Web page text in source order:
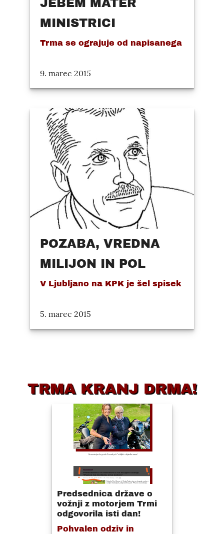
JEBEM MATER
MINISTRICI
Trma se ograjuje od napisanega
9. marec 2015
POZABA, VREDNA
MILIJON IN POL
V Ljubljano na KPK je šel spisek
5. marec 2015
TRMA KRANJ DRMA!
Predsednica države o
vožnji z motorjem Trmi
odgovorila isti dan!
Pohvalen odziv in